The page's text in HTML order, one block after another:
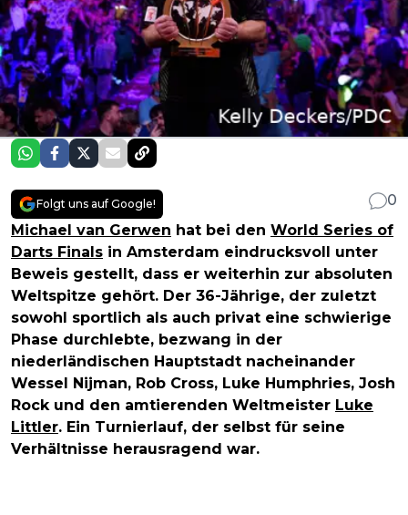
Folgt uns auf Google!
0
Michael van Gerwen hat bei den World Series of
Darts Finals in Amsterdam eindrucksvoll unter
Beweis gestellt, dass er weiterhin zur absoluten
Weltspitze gehört. Der 36-Jährige, der zuletzt
sowohl sportlich als auch privat eine schwierige
Phase durchlebte, bezwang in der
niederländischen Hauptstadt nacheinander
Wessel Nijman, Rob Cross, Luke Humphries, Josh
Rock und den amtierenden Weltmeister Luke
Littler. Ein Turnierlauf, der selbst für seine
Verhältnisse herausragend war.